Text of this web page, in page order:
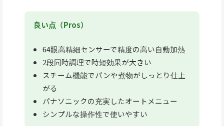
良い点（Pros）
64眼高精細センサーで精度の高い自動加熱
2段同時調理で時短効果が大きい
スチーム機能でパンや煮物がしっとり仕上
がる
パナソニックの充実したオートメニュー
シンプルな操作性で使いやすい